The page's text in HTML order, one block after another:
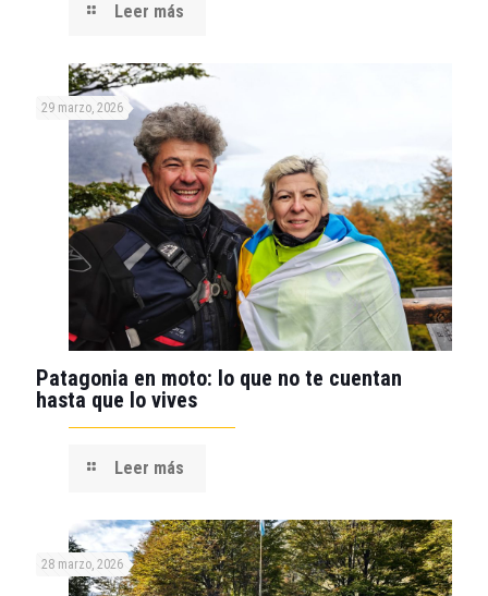
Leer más
29 marzo, 2026
Patagonia en moto: lo que no te cuentan
hasta que lo vives
Leer más
28 marzo, 2026